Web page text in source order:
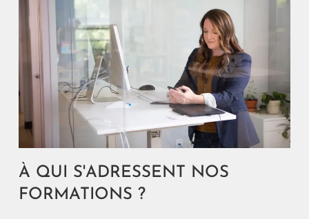
À QUI S'ADRESSENT NOS
FORMATIONS ?